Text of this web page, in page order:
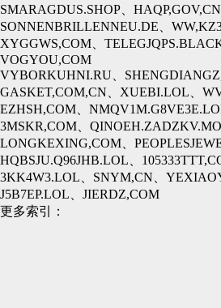
SMARAGDUS.SHOP、HAQP,GOV,CN
SONNENBRILLENNEU.DE、
XYGGWS,COM、
VOGYOU,COM
VYBORKUHNI.RU、
GASKET,COM,CN、XUEBI.LOL、
EZHSH,COM、
3MSKR,COM、
LONGKEXING,COM、
HQBSJU.Q96JHB.LOL、
3KK4W3.LOL、SNYM,CN、
J5B7EP.LOL、JIERDZ,COM
更多索引：